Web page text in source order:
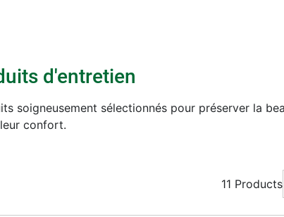
d'entretien
sélectionnés pour préserver la
confort.
11 Products